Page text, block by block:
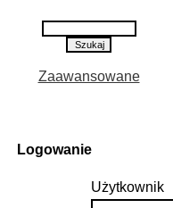
Zaawansowane
Logowanie
Użytkownik